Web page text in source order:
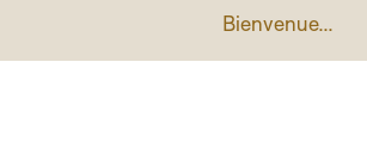
Bienvenue...